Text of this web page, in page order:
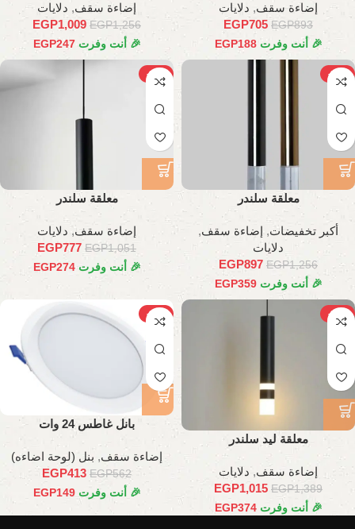
إضاءة سقف, دلايات
EGP893
EGP705
🎉 أنت وفرت EGP188
إضاءة سقف, دلايات
EGP1,256
EGP1,009
🎉 أنت وفرت EGP247
-29%
معلقة سلندر
أكبر تخفيضات, إضاءة سقف,
دلايات
EGP1,256
EGP897
🎉 أنت وفرت EGP359
-26%
معلقة سلندر
إضاءة سقف, دلايات
EGP1,051
EGP777
🎉 أنت وفرت EGP274
-27%
معلقة ليد سلندر
إضاءة سقف,دلايات
EGP1,389
EGP1,015
🎉 أنت وفرت EGP374
-27%
بانل غاطس 24 وات
إضاءة سقف, بنل (لوحة اضاءه)
EGP562
EGP413
🎉 أنت وفرت EGP149